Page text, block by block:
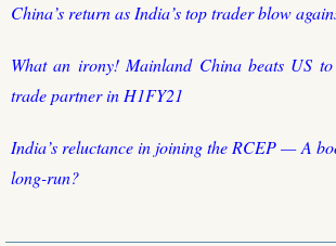
China’s return as India’s top trader blow
What an irony! Mainland China beats US to
trade partner in H1FY21
India’s reluctance in joining the RCEP — A
long-run?